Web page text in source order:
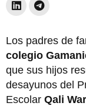
Los padres de
colegio
que sus hijos
desayunos del
Escolar Qali